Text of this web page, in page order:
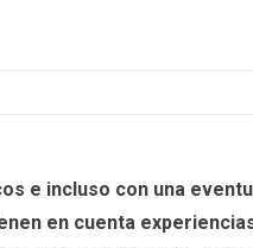
e incluso con una
en cuenta